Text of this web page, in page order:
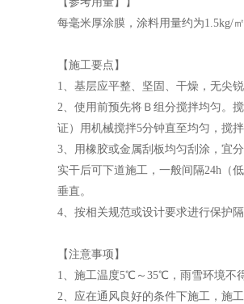
每毫米厚涂膜，涂料用量约为1.5kg/
【施工要点】
1、基层应平整、坚固、干燥，无尖
2、使用前预先将Ｂ组分搅拌均匀。
证）用机械搅拌5分钟直至均匀，搅
3、用橡胶或金属刮板均匀刮涂，宜
实干后可下道施工，一般间隔24h（
垂直。
4、按相关规范或设计要求进行保护
【注意事项】
1、施工温度5℃～35℃，雨雪环境不
2、应在通风良好的条件下施工，施